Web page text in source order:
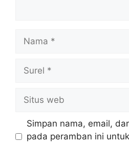
Nama
Surel
Situs
web
Simpan nama, email,
pada peramban ini